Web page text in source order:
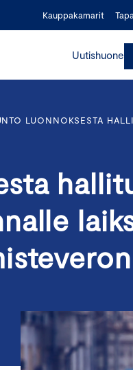
Kauppakamarit
Uutishuone
LUONNOKSESTA